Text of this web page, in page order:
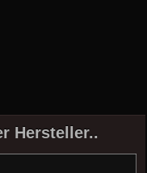
Hersteller..